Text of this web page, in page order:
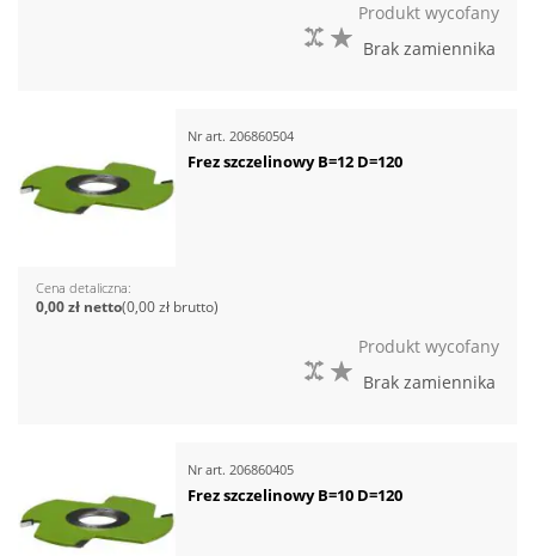
DO PORÓWNANIA
Produkt wycofany
Brak zamiennika
Nr art. 206860504
Frez szczelinowy B=12 D=120
Cena detaliczna
0,00 zł
0,00 zł
DO PORÓWNANIA
Produkt wycofany
Brak zamiennika
Nr art. 206860405
Frez szczelinowy B=10 D=120